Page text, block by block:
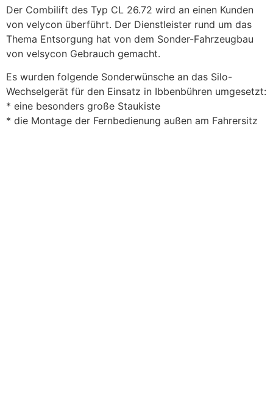
Der Combilift des Typ CL 26.72 wird an einen Kunden
von velycon überführt. Der Dienstleister rund um das
Thema Entsorgung hat von dem Sonder-Fahrzeugbau
von velsycon Gebrauch gemacht.
Es wurden folgende Sonderwünsche an das Silo-
Wechselgerät für den Einsatz in Ibbenbühren umgesetzt:
* eine besonders große Staukiste
* die Montage der Fernbedienung außen am Fahrersitz